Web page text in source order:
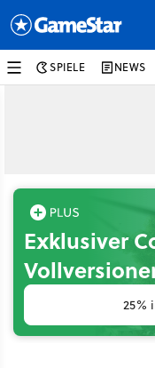
SPIELE NEWS
Exklusiver
25%